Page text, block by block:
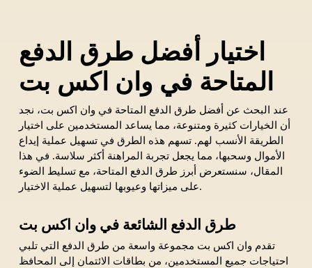
اختيار أفضل طرق الدفع
المتاحة في وان اكس بت
عند البحث عن أفضل طرق الدفع المتاحة في وان اكس بت، نجد
أن الخيارات كثيرة ومتنوعة، مما يساعد المستخدمين على اختيار
الطريقة الأنسب لهم. تسهم هذه الطرق في تسهيل عملية إيداع
الأموال وسحبها، مما يجعل تجربة المراهنة أكثر سلاسة. في هذا
المقال، سنستعرض أبرز طرق الدفع المتاحة، مع تسليط الضوء
على ميزاتها وعيوبها لتسهيل عملية الاختيار.
طرق الدفع الشائعة في وان اكس بت
تقدم وان اكس بت مجموعة واسعة من طرق الدفع التي تلبي
احتياجات جميع المستخدمين، من بطاقات الائتمان إلى المحافظ